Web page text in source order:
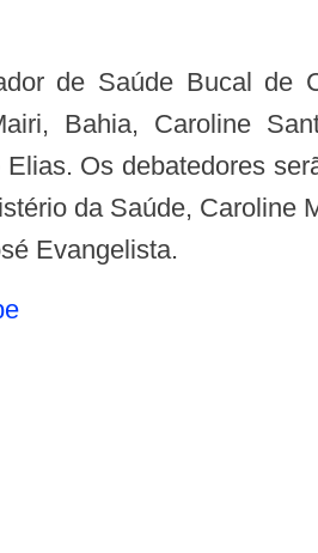
Bahia, Caroline
Os debatedores
da Saúde, Caroline
Evangelista.